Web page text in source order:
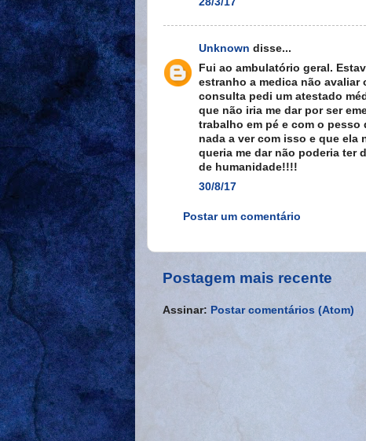
Unknown disse...
Fui ao ambulatório geral.
estranho a medica não
consulta pedi um atestado
que não iria me dar por ser
trabalho em pé e com o
nada a ver com isso e que ela
queria me dar não poderia ter
de humanidade!!!!
30/8/17
Postar um comentário
Postagem mais recente
Assinar: Postar comentários (Atom)